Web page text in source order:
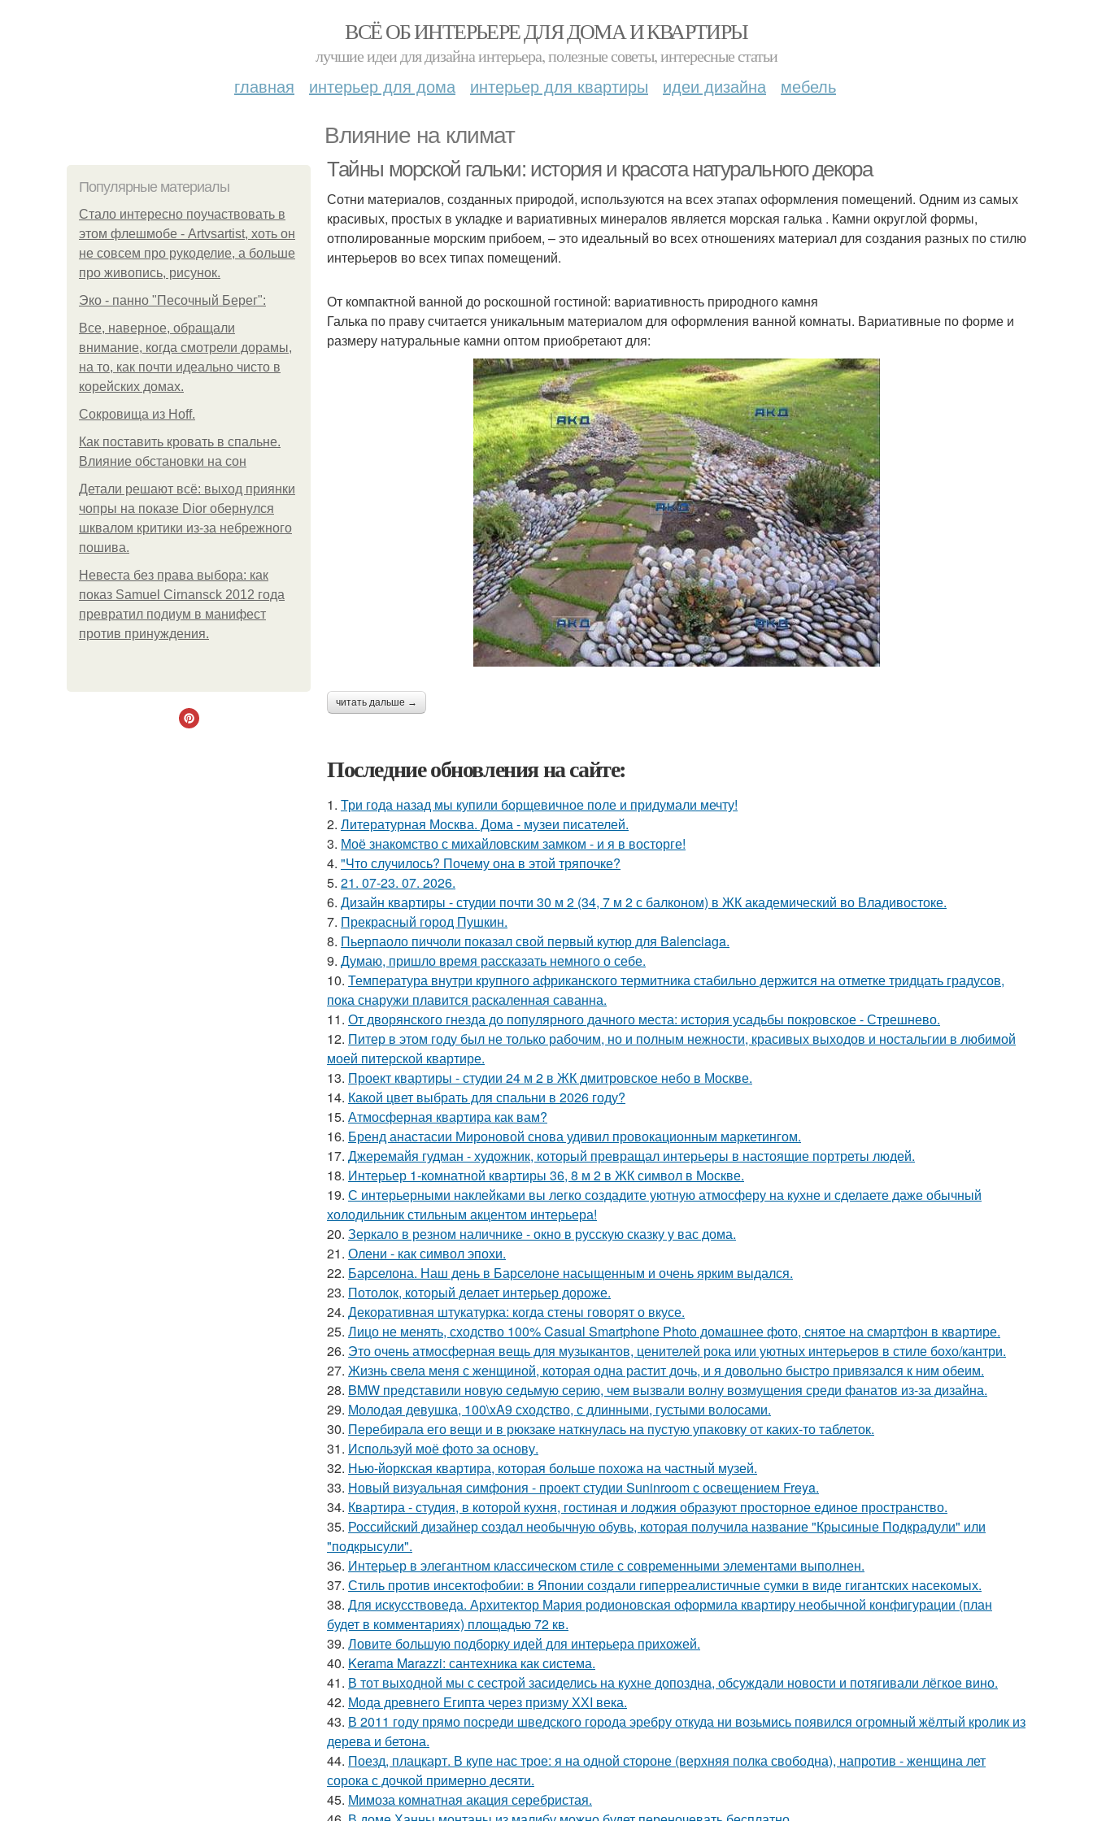
ВСЁ ОБ ИНТЕРЬЕРЕ ДЛЯ ДОМА И КВАРТИРЫ
лучшие идеи для дизайна интерьера, полезные советы, интересные статьи
главная интерьер для дома интерьер для квартиры идеи дизайна мебель
Влияние на климат
Популярные материалы
Стало интересно поучаствовать в
этом флешмобе - Artvsartist, хоть он
не совсем про рукоделие, а больше
про живопись, рисунок.
Эко - панно "Песочный Берег":
Все, наверное, обращали
внимание, когда смотрели дорамы,
на то, как почти идеально чисто в
корейских домах.
Сокровища из Hoff.
Как поставить кровать в спальне.
Влияние обстановки на сон
Детали решают всё: выход приянки
чопры на показе Dior обернулся
шквалом критики из-за небрежного
пошива.
Невеста без права выбора: как
показ Samuel Cirnansck 2012 года
превратил подиум в манифест
против принуждения.
Тайны морской гальки: история и красота натурального декора
Сотни материалов, созданных природой, используются на всех этапах оформления помещений. Одним из самых
красивых, простых в укладке и вариативных минералов является морская галька . Камни округлой формы,
отполированные морским прибоем, – это идеальный во всех отношениях материал для создания разных по стилю
интерьеров во всех типах помещений.
От компактной ванной до роскошной гостиной: вариативность природного камня
Галька по праву считается уникальным материалом для оформления ванной комнаты. Вариативные по форме и
размеру натуральные камни оптом приобретают для:
читать дальше →
Последние обновления на сайте:
1. Три года назад мы купили борщевичное поле и придумали мечту!
2. Литературная Москва. Дома - музеи писателей.
3. Моё знакомство с михайловским замком - и я в восторге!
4. "Что случилось? Почему она в этой тряпочке?
5. 21. 07-23. 07. 2026.
6. Дизайн квартиры - студии почти 30 м 2 (34, 7 м 2 с балконом) в ЖК академический во Владивостоке.
7. Прекрасный город Пушкин.
8. Пьерпаоло пиччоли показал свой первый кутюр для Balenciaga.
9. Думаю, пришло время рассказать немного о себе.
10. Температура внутри крупного африканского термитника стабильно держится на отметке тридцать градусов,
пока снаружи плавится раскаленная саванна.
11. От дворянского гнезда до популярного дачного места: история усадьбы покровское - Стрешнево.
12. Питер в этом году был не только рабочим, но и полным нежности, красивых выходов и ностальгии в любимой
моей питерской квартире.
13. Проект квартиры - студии 24 м 2 в ЖК дмитровское небо в Москве.
14. Какой цвет выбрать для спальни в 2026 году?
15. Атмосферная квартира как вам?
16. Бренд анастасии Мироновой снова удивил провокационным маркетингом.
17. Джеремайя гудман - художник, который превращал интерьеры в настоящие портреты людей.
18. Интерьер 1-комнатной квартиры 36, 8 м 2 в ЖК символ в Москве.
19. С интерьерными наклейками вы легко создадите уютную атмосферу на кухне и сделаете даже обычный
холодильник стильным акцентом интерьера!
20. Зеркало в резном наличнике - окно в русскую сказку у вас дома.
21. Олени - как символ эпохи.
22. Барселона. Наш день в Барселоне насыщенным и очень ярким выдался.
23. Потолок, который делает интерьер дороже.
24. Декоративная штукатурка: когда стены говорят о вкусе.
25. Лицо не менять, сходство 100% Casual Smartphone Photo домашнее фото, снятое на смартфон в квартире.
26. Это очень атмосферная вещь для музыкантов, ценителей рока или уютных интерьеров в стиле бохо/кантри.
27. Жизнь свела меня с женщиной, которая одна растит дочь, и я довольно быстро привязался к ним обеим.
28. BMW представили новую седьмую серию, чем вызвали волну возмущения среди фанатов из-за дизайна.
29. Молодая девушка, 100\xA9 сходство, с длинными, густыми волосами.
30. Перебирала его вещи и в рюкзаке наткнулась на пустую упаковку от каких-то таблеток.
31. Используй моё фото за основу.
32. Нью-йоркская квартира, которая больше похожа на частный музей.
33. Новый визуальная симфония - проект студии Suninroom с освещением Freya.
34. Квартира - студия, в которой кухня, гостиная и лоджия образуют просторное единое пространство.
35. Российский дизайнер создал необычную обувь, которая получила название "Крысиные Подкрадули" или
"подкрысули".
36. Интерьер в элегантном классическом стиле с современными элементами выполнен.
37. Стиль против инсектофобии: в Японии создали гиперреалистичные сумки в виде гигантских насекомых.
38. Для искусствоведа. Архитектор Мария родионовская оформила квартиру необычной конфигурации (план
будет в комментариях) площадью 72 кв.
39. Ловите большую подборку идей для интерьера прихожей.
40. Kerama Marazzi: сантехника как система.
41. В тот выходной мы с сестрой засиделись на кухне допоздна, обсуждали новости и потягивали лёгкое вино.
42. Мода древнего Египта через призму ХХI века.
43. В 2011 году прямо посреди шведского города эребру откуда ни возьмись появился огромный жёлтый кролик из
дерева и бетона.
44. Поезд, плацкарт. В купе нас трое: я на одной стороне (верхняя полка свободна), напротив - женщина лет
сорока с дочкой примерно десяти.
45. Мимоза комнатная акация серебристая.